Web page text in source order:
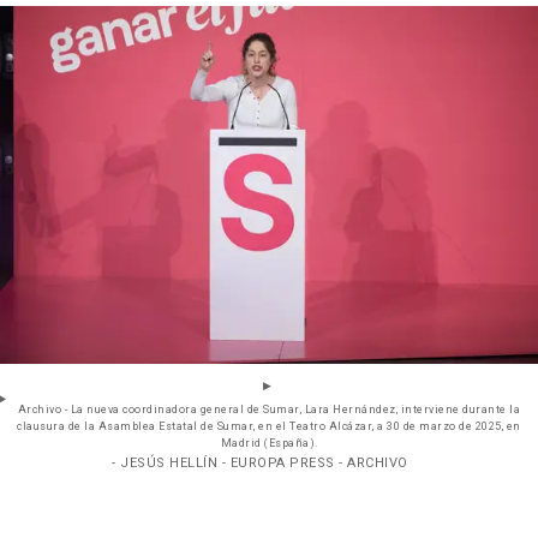
Archivo - La nueva coordinadora general de Sumar, Lara Hernández, interviene durante la
clausura de la Asamblea Estatal de Sumar, en el Teatro Alcázar, a 30 de marzo de 2025, en
Madrid (España).
- JESÚS HELLÍN - EUROPA PRESS - ARCHIVO